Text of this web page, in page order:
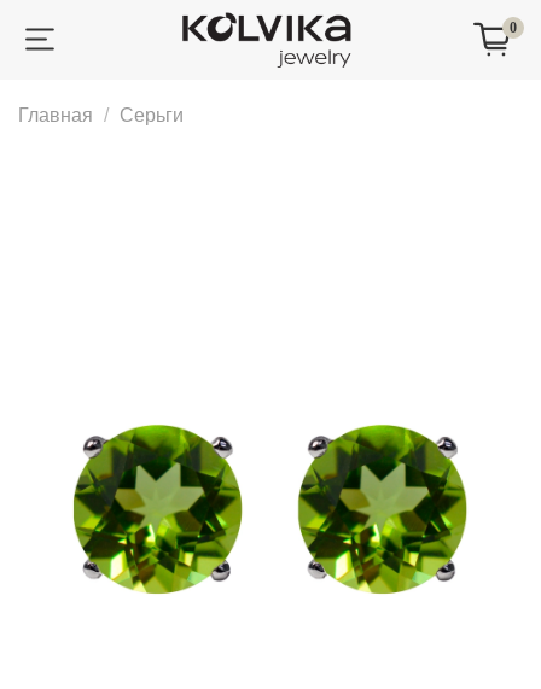
0
Главная Серьги